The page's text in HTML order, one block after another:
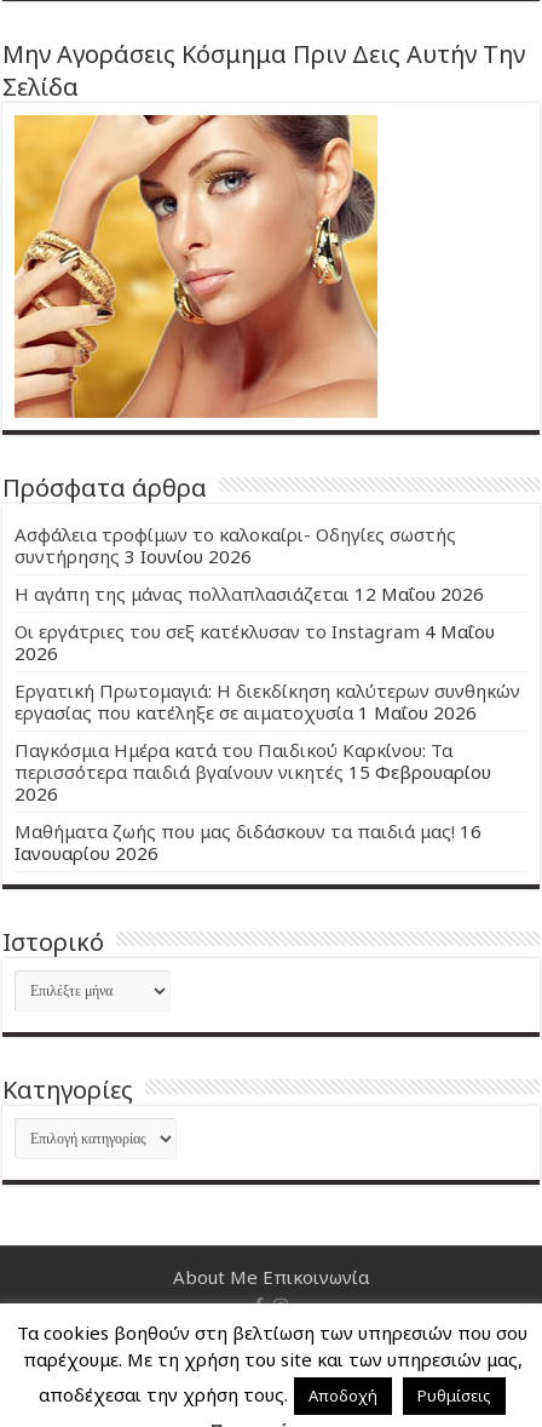
Μην Αγοράσεις Κόσμημα Πριν Δεις Αυτήν Την
Σελίδα
Πρόσφατα άρθρα
Ασφάλεια τροφίμων το καλοκαίρι- Οδηγίες σωστής
συντήρησης 3 Ιουνίου 2026
Η αγάπη της μάνας πολλαπλασιάζεται 12 Μαΐου 2026
Οι εργάτριες του σεξ κατέκλυσαν το Instagram 4 Μαΐου
2026
Εργατική Πρωτομαγιά: Η διεκδίκηση καλύτερων συνθηκών
εργασίας που κατέληξε σε αιματοχυσία 1 Μαΐου 2026
Παγκόσμια Ημέρα κατά του Παιδικού Καρκίνου: Τα
περισσότερα παιδιά βγαίνουν νικητές 15 Φεβρουαρίου
2026
Μαθήματα ζωής που μας διδάσκουν τα παιδιά μας! 16
Ιανουαρίου 2026
Ιστορικό
Ιστορικό
Kατηγορίες
Kατηγορίες
About Me Επικοινωνία
Nancy's Blog © Copyright 2026, All Rights Reserved
Τα cookies βοηθούν στη βελτίωση των υπηρεσιών που σου
παρέχουμε. Με τη χρήση του site και των υπηρεσιών μας,
αποδέχεσαι την χρήση τους.
Αποδοχή Ρυθμίσεις